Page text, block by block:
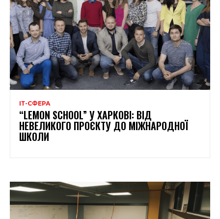
ІТ-СФЕРА
“LEMON SCHOOL” У ХАРКОВІ: ВІД
НЕВЕЛИКОГО ПРОЄКТУ ДО МІЖНАРОДНОЇ
ШКОЛИ